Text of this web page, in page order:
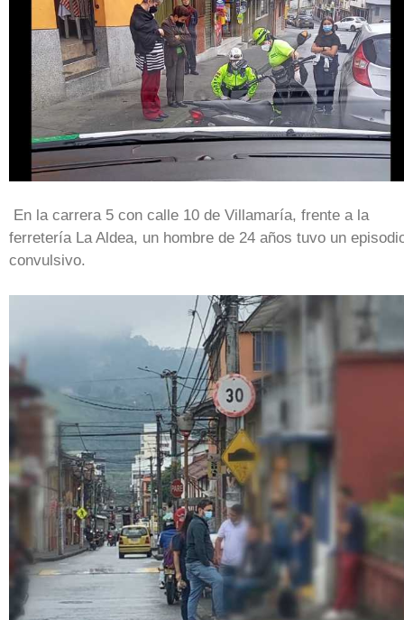
En la carrera 5 con calle 10 de Villamaría, frente a la
ferretería La Aldea, un hombre de 24 años tuvo un
convulsivo.